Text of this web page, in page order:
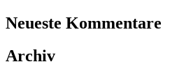
Neueste Kommentare
Archiv